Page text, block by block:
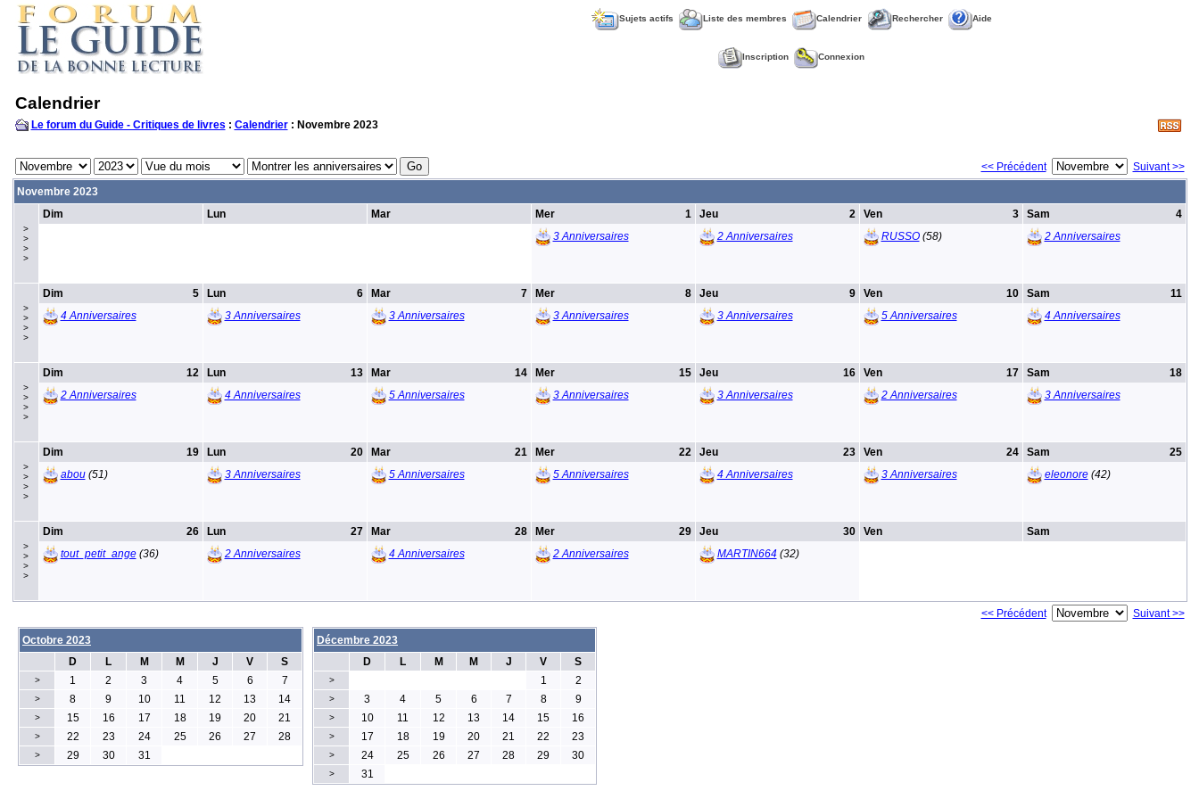
Sujets actifs Liste des membres Calendrier Rechercher Aide
Inscription Connexion
Calendrier
Le forum du Guide - Critiques de livres : Calendrier: Novembre 2023
<< Précédent
Suivant >>
Novembre 2023
>
>
>
>
Dim Lun Mar 1
Mer
3 Anniversaires
2
Jeu
2 Anniversaires
3
Ven
RUSSO(58)
4
Sam
2 Anniversaires
>
>
>
>
5
Dim
4 Anniversaires
6
Lun
3 Anniversaires
7
Mar
3 Anniversaires
8
Mer
3 Anniversaires
9
Jeu
3 Anniversaires
10
Ven
5 Anniversaires
11
Sam
4 Anniversaires
>
>
>
>
12
Dim
2 Anniversaires
13
Lun
4 Anniversaires
14
Mar
5 Anniversaires
15
Mer
3 Anniversaires
16
Jeu
3 Anniversaires
17
Ven
2 Anniversaires
18
Sam
3 Anniversaires
>
>
>
>
19
Dim
abou(51)
20
Lun
3 Anniversaires
21
Mar
5 Anniversaires
22
Mer
5 Anniversaires
23
Jeu
4 Anniversaires
24
Ven
3 Anniversaires
25
Sam
eleonore(42)
>
>
>
>
26
Dim
tout_petit_ange(36)
27
Lun
2 Anniversaires
28
Mar
4 Anniversaires
29
Mer
2 Anniversaires
30
Jeu
MARTIN664(32)
Ven Sam
<< Précédent Suivant >>
Octobre 2023
D
L M M J V S
> 1 2 3 4 5 6 7
> 8 9 10 11 12 13 14
> 15 16 17 18 19 20 21
> 22 23 24 25 26 27 28
> 29 30 31
Décembre 2023
D
L M M J V S
> 1 2
> 3 4 5 6 7 8 9
> 10 11 12 13 14 15 16
> 17 18 19 20 21 22 23
> 24 25 26 27 28 29 30
> 31